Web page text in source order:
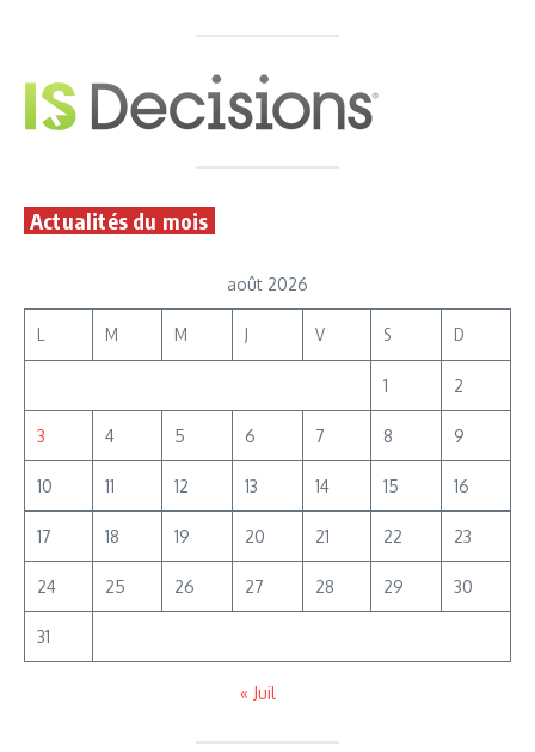
Actualités du mois
août 2026
L M M J V S D
1 2
3 4 5 6 7 8 9
10 11 12 13 14 15 16
17 18 19 20 21 22 23
24 25 26 27 28 29 30
31
« Juil